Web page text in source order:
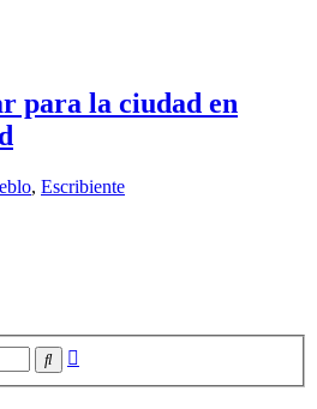
para la ciudad en
, Escribiente
Buscar